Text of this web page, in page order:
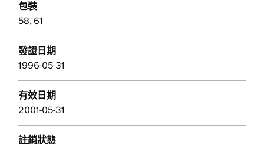
包裝
58, 61
發證日期
1996-05-31
有效日期
2001-05-31
註銷狀態